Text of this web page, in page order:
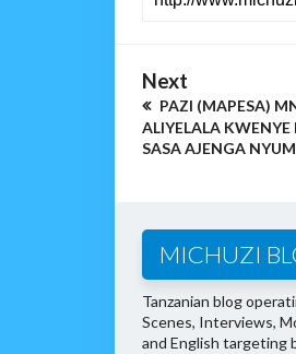
Next
PAZI (MAPESA)
ALIYELALA
SASA AJENGA
MICHUZI
Tanzanian blog
Scenes, Interviews,
and English targeting